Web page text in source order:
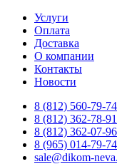
Услуги
Оплата
Доставка
О компании
Контакты
Новости
8 (812) 560-79-74
8 (812) 362-78-91
8 (812) 362-07-96
8 (965) 014-79-74
sale@dikom-